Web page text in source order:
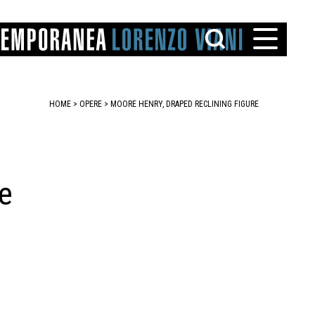
HOME > OPERE > MOORE HENRY, DRAPED RECLINING FIGURE